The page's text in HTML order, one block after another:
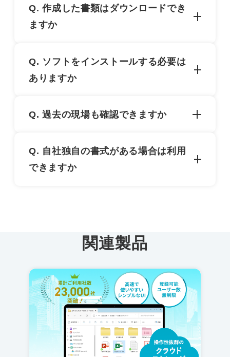
制限はありません。安全部・人事部・情報シス
テム・現場所長など、各部署横断してご利用可
Q. 作成した書類はダウンロードでき
ますか
Excel・PDFでのダウンロードに対応していま
す。現場が終了したタイミングで一括PDFダウ
Q. ソフトをインストールする必要は
ありますか
インストール不要です。インターネットが繋が
管理できるサービスとしてご愛顧頂いておりま
す。
Q. 過去の現場も確認できますか
過去の協力会社の編成や書類内容、また各書類
に関するコメントなど全データが確認できま
Q. 自社独自の書式がある場合は利用
できますか
していただきます。関連製品